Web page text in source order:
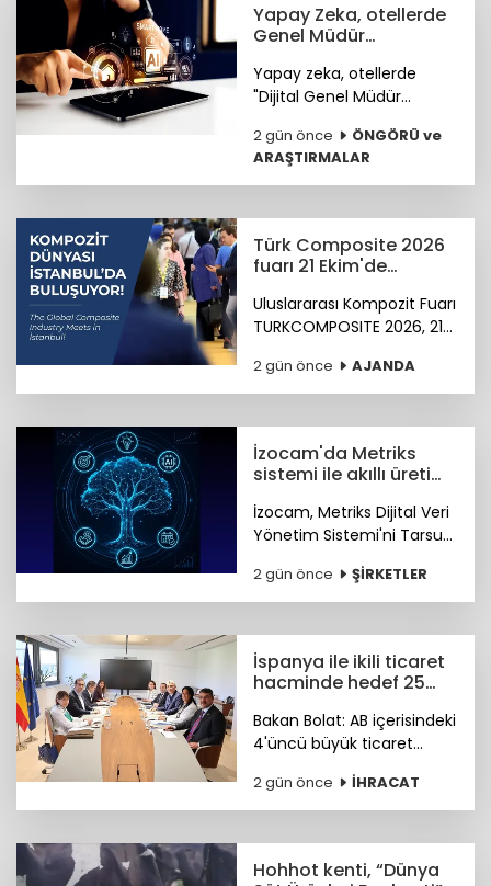
Yapay Zeka, otellerde
Genel Müdür
hazırlanıyor
Yapay zeka, otellerde
"Dijital Genel Müdür
hazırlanıyor.
2 gün önce
ÖNGÖRÜ ve
ARAŞTIRMALAR
Türk Composite 2026
fuarı 21 Ekim'de
Uluslararası Kompozit Fuarı
TURKCOMPOSITE 2026, 21-
İstanbul Fuar Merkezi’nde
düzenlenecek.
2 gün önce AJANDA
İzocam'da Metriks
sistemi ile akıllı üretim
İzocam, Metriks Dijital Veri
Yönetim Sistemi'ni Tarsus
akıllı üretim dönemini
başlattı. Böylelikle üretim
tek merkezde toplanacak.
2 gün önce ŞİRKETLER
İspanya ile ikili ticaret
hacminde hedef 25
Bakan Bolat: AB içerisindeki
4'üncü büyük ticaret
ikili ticaret hacmimizi orta
vadede yıllık 25 milyar
hedefliyoruz.
2 gün önce İHRACAT
Hohhot kenti, “Dünya